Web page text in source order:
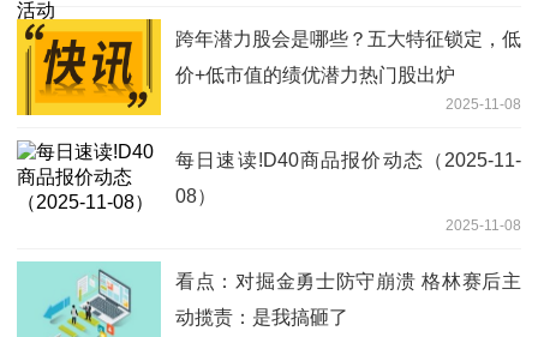
跨年潜力股会是哪些？五大特征锁定，低
价+低市值的绩优潜力热门股出炉
2025-11-08
每日速读!D40商品报价动态（2025-11-
08）
2025-11-08
看点：对掘金勇士防守崩溃 格林赛后主
动揽责：是我搞砸了